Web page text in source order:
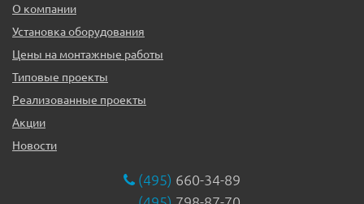
О компании
Установка оборудования
Цены на монтажные работы
Типовые проекты
Реализованные проекты
Акции
Новости
(495) 660-34-89